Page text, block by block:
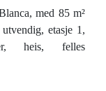
med 85 m²
etasje 1,
heis, felles